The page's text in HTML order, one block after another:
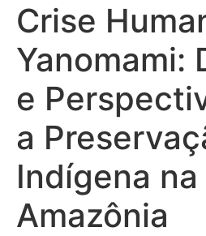
Crise
Yanomami:
e
a
Indígena na
Amazônia